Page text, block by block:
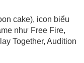
cake), icon biểu
như Free Fire,
Together, Audition